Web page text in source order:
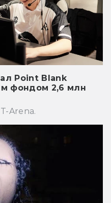
Point Blank
фондом 2,6 млн
Arena.